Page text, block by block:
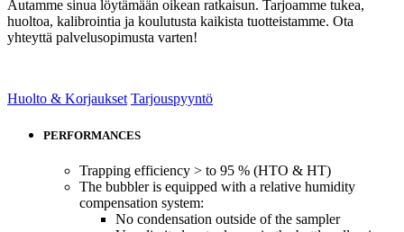
Autamme sinua löytämään oikean ratkaisun. Tarjoamme tukea,
huoltoa, kalibrointia ja koulutusta kaikista tuotteistamme. Ota
yhteyttä palvelusopimusta varten!
Huolto & Korjaukset Tarjouspyyntö
PERFORMANCES
Trapping efficiency > to 95 % (HTO & HT)
The bubbler is equipped with a relative humidity
compensation system:
No condensation outside of the sampler